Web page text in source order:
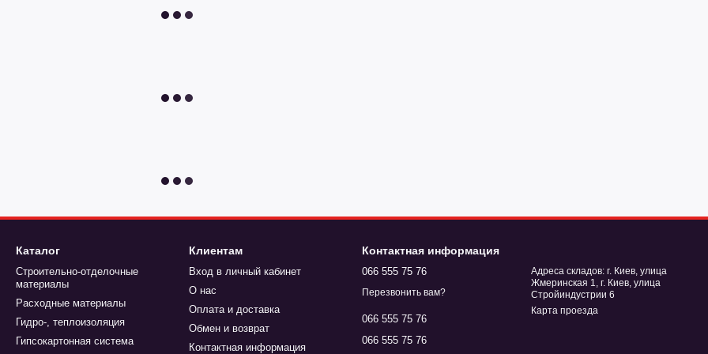
Каталог
Строительно-отделочные
материалы
Расходные материалы
Гидро-, теплоизоляция
Гипсокартонная система
Клиентам
Вход в личный кабинет
О нас
Оплата и доставка
Обмен и возврат
Контактная информация
Контактная информация
066 555 75 76
Перезвонить вам?
066 555 75 76
066 555 75 76
Адреса складов: г. Киев, улица
Жмеринская 1, г. Киев, улица
Стройиндустрии 6
Карта проезда